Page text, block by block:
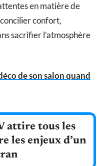
en matière de
confort,
sacrifier l’atmosphère
de son salon quand
attire tous les
les enjeux d’un